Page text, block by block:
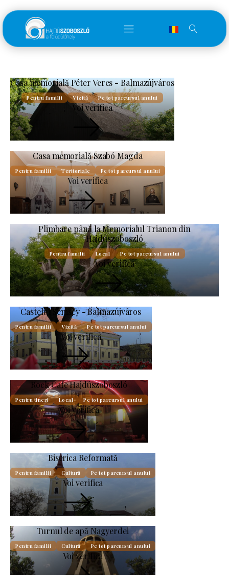
Casa memorială Péter Veres - Balmazújváros
Pentru familii Vizită Pe tot parcursul anului
Voi verifica
Casa memorială Szabó Magda
Pentru familii Teritoriale Pe tot parcursul anului
Voi verifica
Plimbare până la Memorialul Trianon din
Hajdúszoboszló
Pentru familii Local Pe tot parcursul anului
Voi verifica
Castelul Semsey - Balmazújváros
Pentru familii Vizită Pe tot parcursul anului
Voi verifica
Rock Cafe Hajdúszoboszló
Pentru tineri Local Pe tot parcursul anului
Voi verifica
Biserica Reformată
Pentru familii Cultură Pe tot parcursul anului
Voi verifica
Turnul de apă Nagyerdei
Pentru familii Cultură Pe tot parcursul anului
Voi verifica